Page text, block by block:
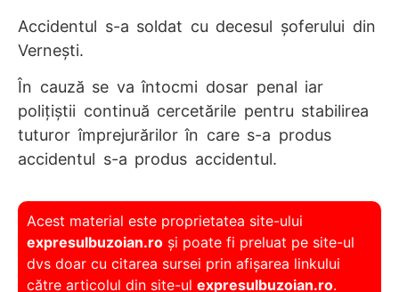
Accidentul s-a soldat cu decesul șoferului din
Vernești.
În cauză se va întocmi dosar penal iar
polițiștii continuă cercetările pentru stabilirea
tuturor împrejurărilor în care s-a produs
accidentul s-a produs accidentul.
Acest material este proprietatea site-ului
expresulbuzoian.ro și poate fi preluat pe site-ul
dvs doar cu citarea sursei prin afișarea linkului
către articolul din site-ul expresulbuzoian.ro.